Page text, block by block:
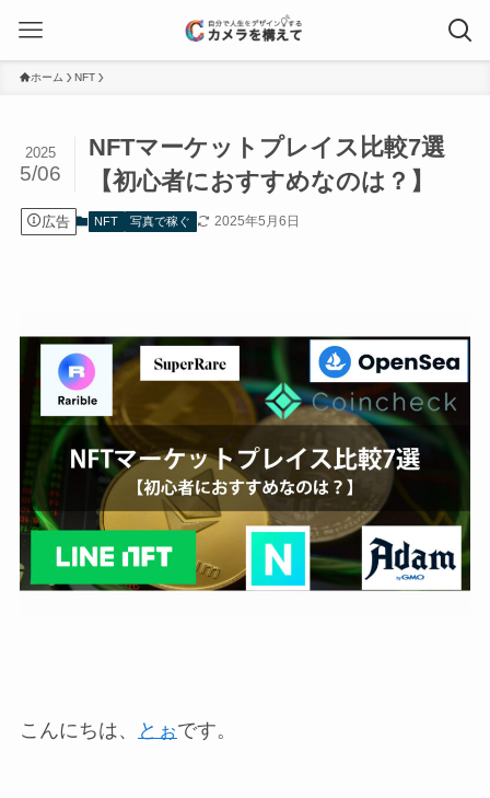
ホーム NFT
NFTマーケットプレイス比較7選
【初心者におすすめなのは？】
2025
5/06
広告 NFT 写真で稼ぐ 2025年5月6日
こんにちは、 とぉです。